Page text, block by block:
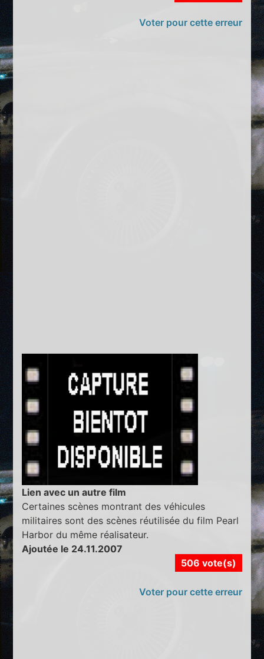
Voter pour cette erreur
Lien avec un autre film
Certaines scènes montrant des véhicules
militaires sont des scènes réutilisée du film Pearl
Harbor du même réalisateur.
Ajoutée le 24.11.2007
506 vote(s)
Voter pour cette erreur